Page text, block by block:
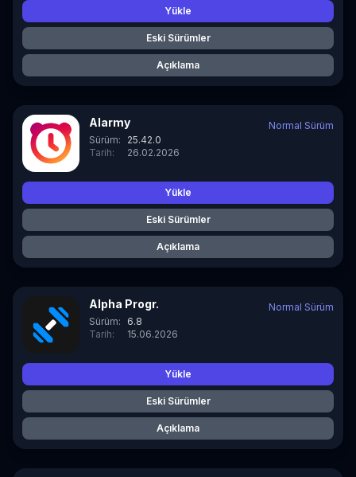
Yükle
Eski Sürümler
Açıklama
Alarmy
Sürüm:
25.42.0
Tarih:
26.02.2026
Normal Sürüm
Yükle
Eski Sürümler
Açıklama
Alpha Progr.
Sürüm:
6.8
Tarih:
15.06.2026
Normal Sürüm
Yükle
Eski Sürümler
Açıklama